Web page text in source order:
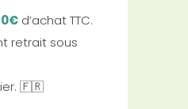
d’achat TTC.
retrait sous
🇫🇷